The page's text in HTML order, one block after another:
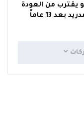
يقترب من العودة
بعد 13 عاماً